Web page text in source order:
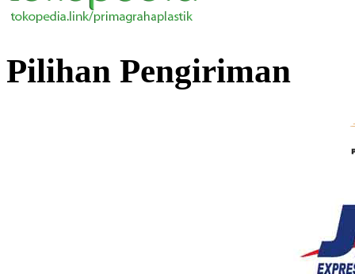
Pilihan Pengiriman